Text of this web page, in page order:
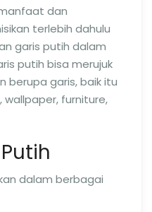
dan
terlebih dahulu
garis putih dalam
putih bisa merujuk
berupa garis, baik itu
furniture,
dalam berbagai